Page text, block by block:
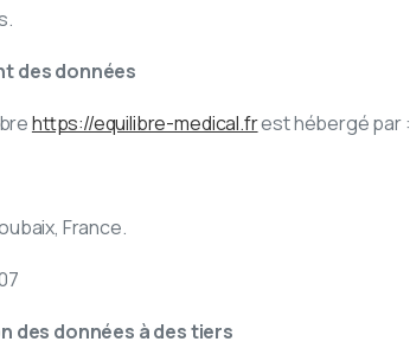
des données
https://equilibre-medical.frest hébergé par :
France.
des données à des tiers